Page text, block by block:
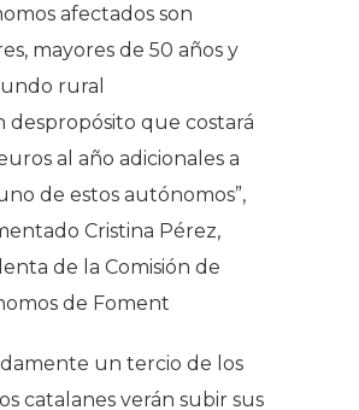
afectados son
mayores de 50 años y
rural
despropósito que costará
al año adicionales a
de estos autónomos”,
Cristina Pérez,
de la Comisión de
de Foment
un tercio de los
catalanes verán subir sus